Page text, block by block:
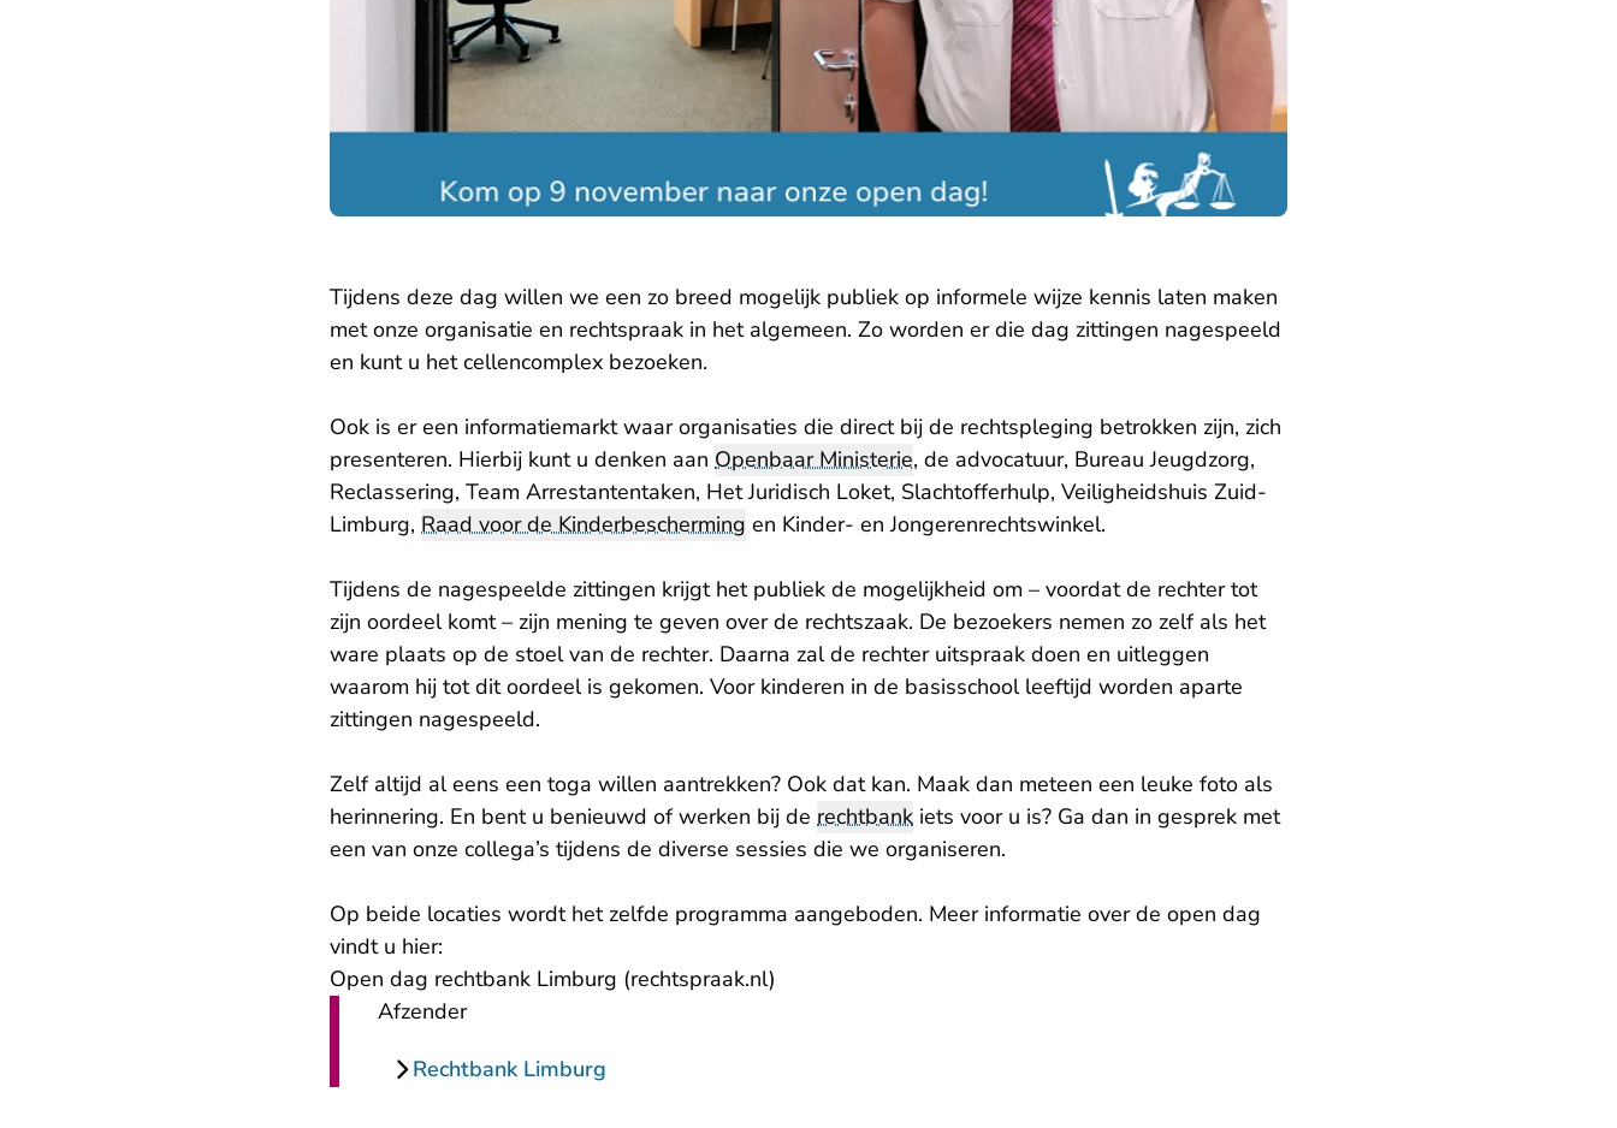
Tijdens deze dag willen we een zo breed mogelijk publiek op informele wijze kennis laten maken
met onze organisatie en rechtspraak in het algemeen. Zo worden er die dag zittingen nagespeeld
en kunt u het cellencomplex bezoeken.
Ook is er een informatiemarkt waar organisaties die direct bij de rechtspleging betrokken zijn, zich
presenteren. Hierbij kunt u denken aan Openbaar Ministerie, de advocatuur, Bureau Jeugdzorg,
Reclassering, Team Arrestantentaken, Het Juridisch Loket, Slachtofferhulp, Veiligheidshuis Zuid-
Limburg, Raad voor de Kinderbescherming en Kinder- en Jongerenrechtswinkel.
Tijdens de nagespeelde zittingen krijgt het publiek de mogelijkheid om – voordat de rechter tot
zijn oordeel komt – zijn mening te geven over de rechtszaak. De bezoekers nemen zo zelf als het
ware plaats op de stoel van de rechter. Daarna zal de rechter uitspraak doen en uitleggen
waarom hij tot dit oordeel is gekomen. Voor kinderen in de basisschool leeftijd worden aparte
zittingen nagespeeld.
Zelf altijd al eens een toga willen aantrekken? Ook dat kan. Maak dan meteen een leuke foto als
herinnering. En bent u benieuwd of werken bij de rechtbank iets voor u is? Ga dan in gesprek met
een van onze collega’s tijdens de diverse sessies die we organiseren.
Op beide locaties wordt het zelfde programma aangeboden. Meer informatie over de open dag
vindt u hier:
Open dag rechtbank Limburg (rechtspraak.nl)
Afzender
Rechtbank Limburg